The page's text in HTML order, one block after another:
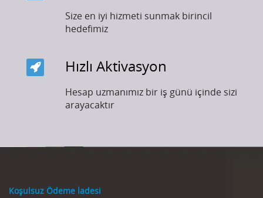
Size en iyi hizmeti sunmak birincil
hedefimiz
Hızlı Aktivasyon
Hesap uzmanımız bir iş günü içinde sizi
arayacaktır
Koşulsuz Ödeme İadesi